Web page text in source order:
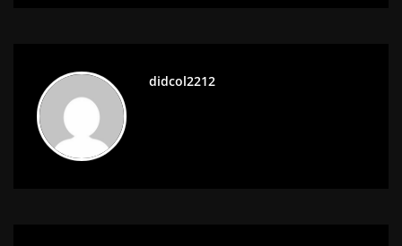
didcol2212